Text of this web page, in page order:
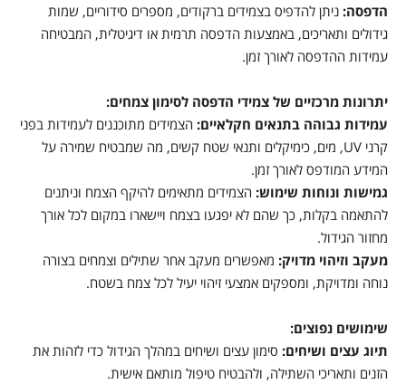
הדפסה: ניתן להדפיס בצמידים ברקודים, מספרים סידוריים, שמות
גידולים ותאריכים, באמצעות הדפסה תרמית או דיגיטלית, המבטיחה
עמידות ההדפסה לאורך זמן.
יתרונות מרכזיים של צמידי הדפסה לסימון צמחים:
עמידות גבוהה בתנאים חקלאיים: הצמידים מתוכננים לעמידות בפני
קרני UV, מים, כימיקלים ותנאי שטח קשים, מה שמבטיח שמירה על
המידע המודפס לאורך זמן.
גמישות ונוחות שימוש: הצמידים מתאימים להיקף הצמח וניתנים
להתאמה בקלות, כך שהם לא יפגעו בצמח ויישארו במקום לכל אורך
מחזור הגידול.
מעקב וזיהוי מדויק: מאפשרים מעקב אחר שתילים וצמחים בצורה
נוחה ומדויקת, ומספקים אמצעי זיהוי יעיל לכל צמח בשטח.
שימושים נפוצים:
תיוג עצים ושיחים: סימון עצים ושיחים במהלך הגידול כדי לזהות את
הזנים ותאריכי השתילה, ולהבטיח טיפול מותאם אישית.